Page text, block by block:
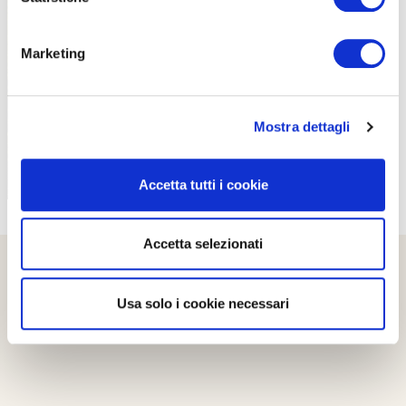
Marketing
Mostra dettagli
Accetta tutti i cookie
Accetta selezionati
Usa solo i cookie necessari